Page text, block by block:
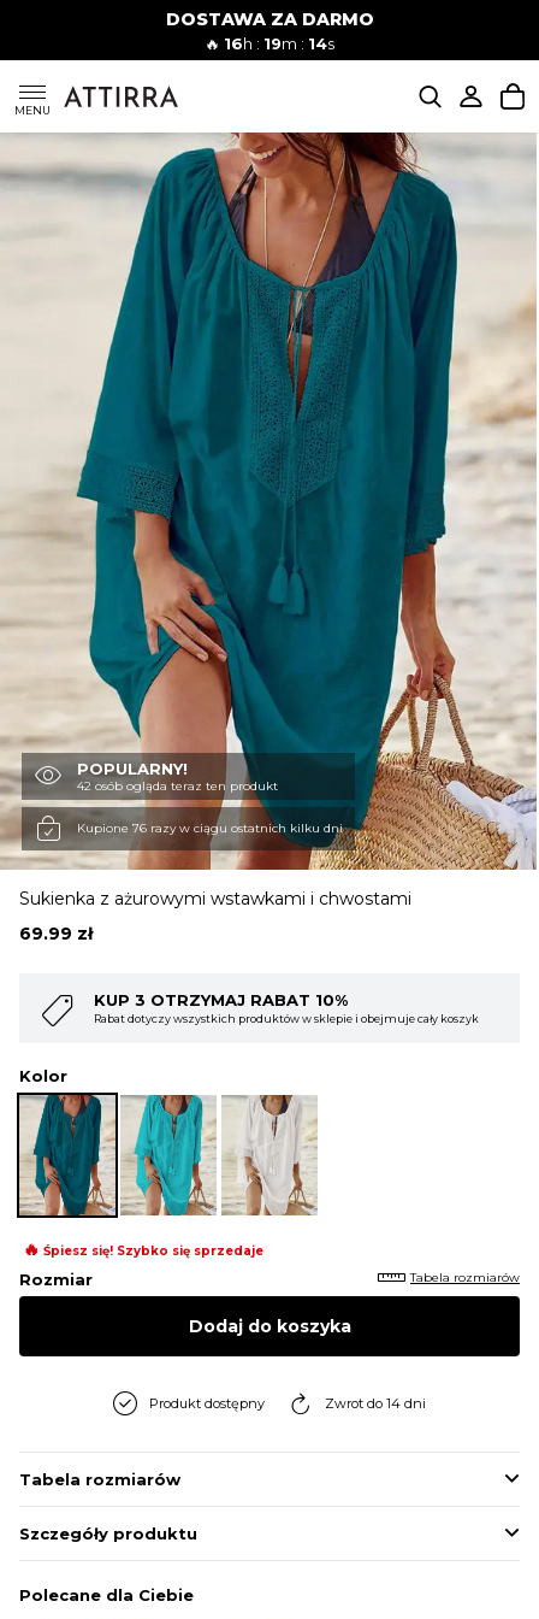
DOSTAWA ZA DARMO
🔥 16h : 19m : 13s
MENU
Mężczyźni
SUKIENKI
KOMPLETY
STROJE KĄPIELOWE
SWETRY
OKRYCIA WIERZCHNIE
POPULARNY!
42 osób ogląda teraz ten produkt
Kupione 76 razy w ciągu ostatnich kilku dni
Sukienka z ażurowymi wstawkami i chwostami
69.99 zł
i obejmuje cały koszyk
KUP 4 OTRZYMAJ RABAT
Rabat dotyczy wszystkich produktów w
Kolor
🔥 Śpiesz się! Szybko się sprzedaje
Rozmiar Tabela rozmiarów
Dodaj do koszyka
Produkt dostępny Zwrot do 14 dni
Tabela rozmiarów
Szczegóły produktu
Polecane dla Ciebie